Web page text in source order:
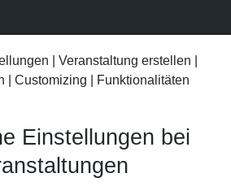
Veranstaltung erstellen
Customizing Funktionalitäten
Einstellungen bei